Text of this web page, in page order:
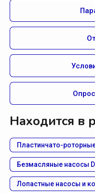
Находится в
Пластинчато-
Безмасляные насосы
Лопастные насосы и